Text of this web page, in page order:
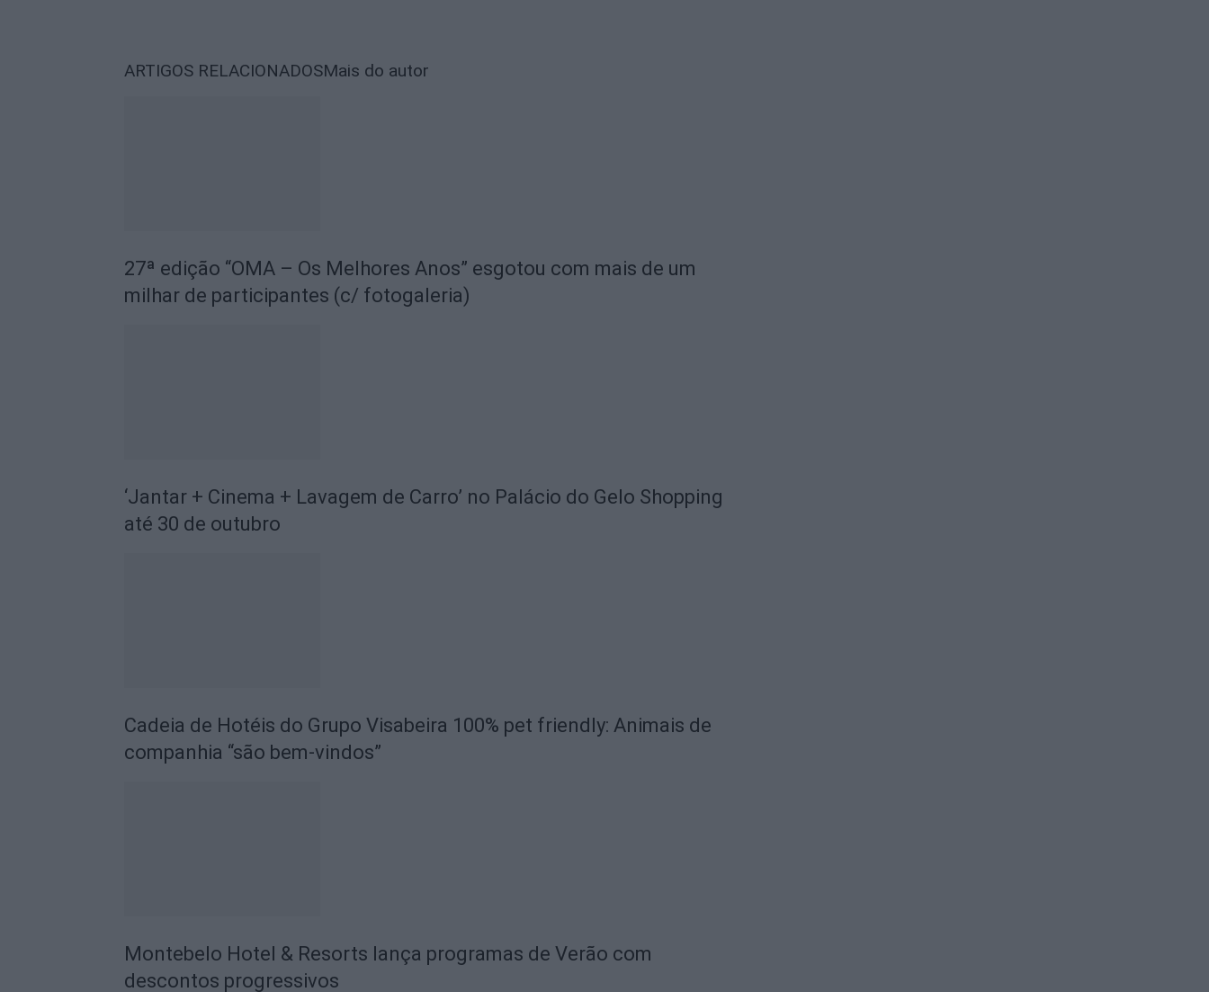
ARTIGOS RELACIONADOSMais do autor
27ª edição “OMA – Os Melhores Anos” esgotou com mais de um
milhar de participantes (c/ fotogaleria)
‘Jantar + Cinema + Lavagem de Carro’ no Palácio do Gelo Shopping
até 30 de outubro
Cadeia de Hotéis do Grupo Visabeira 100% pet friendly: Animais de
companhia “são bem-vindos”
Montebelo Hotel & Resorts lança programas de Verão com
descontos progressivos